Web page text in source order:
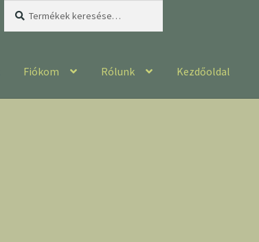
Fiókom Rólunk Kezdőoldal